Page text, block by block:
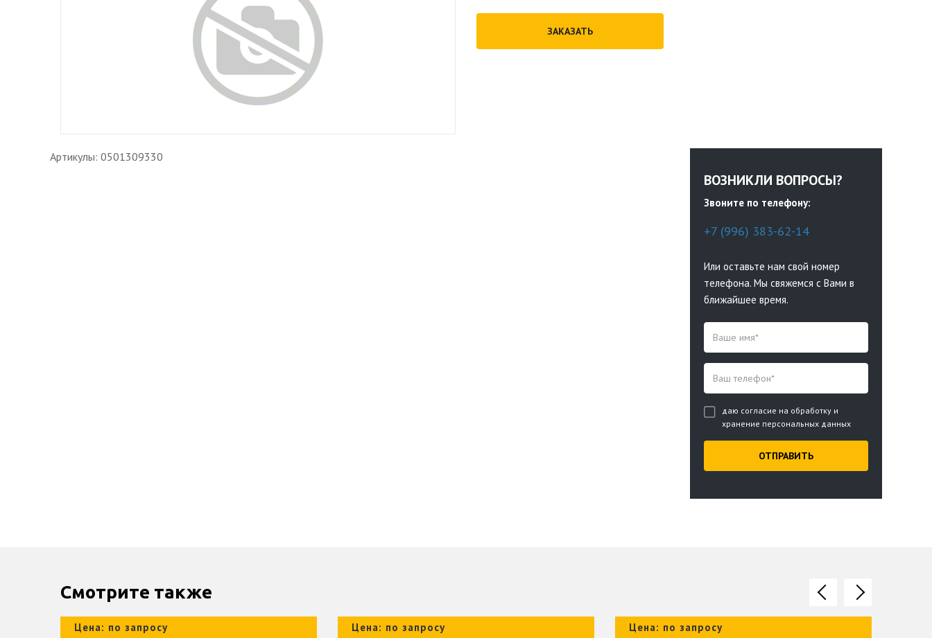
ЗАКАЗАТЬ
Артикулы: 0501309330
ВОЗНИКЛИ ВОПРОСЫ?
Звоните по телефону:
+7 (996) 383-62-14
Или оставьте нам свой номер
телефона. Мы свяжемся с Вами в
ближайшее время.
даю согласие на обработку и
хранение персональных данных
Смотрите также
Цена: по запросу Цена: по запросу Цена: по запросу